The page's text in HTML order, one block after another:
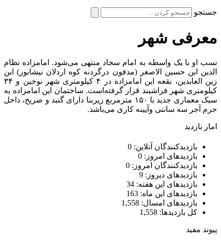
جستجو
معرفی شهر
نسب او با یک واسطه به امام سجاد منتهی می‌شود. امامزاده نظام
الدین ابن حسین الاصغر (مدفون درگردنه کوه اردلان نیشابور) ابن
زین العابدین، بقعه این امامزاده در ۴ کیلومتری شهر نوجین و ۳۴
کیلومتری شهر فراشبند قرار گرفته‌است. ساختمان این امامزاده به
سبک معماری جدید با ۱۵۰ مترمربع زیربنا دارای گنبد و ضریح، داخل
حرم آجر سه سانتی وآیینه کاری می‌باشد.
امار بازدید
بازدیدکنندگان آنلاین: 0
بازدیدهای امروز: 0
بازدیدکنندگان امروز: 0
بازدیدهای دیروز: 9
بازدیدهای این هفته: 34
بازدیدهای این ماه: 163
بازدیدهای امسال: 1,558
کل بازدیدها: 1,558
پیوند مفید